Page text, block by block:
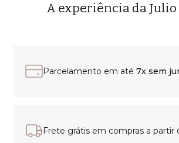
A experiência da Julio
Parcelamento em até 7x sem
Frete grátis em compras a partir